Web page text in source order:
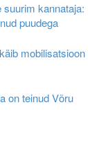
kannataja:
puudega
mobilisatsioon
on teinud Võru